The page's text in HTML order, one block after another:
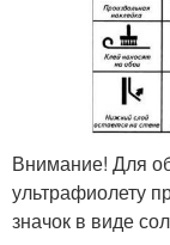
Внимание! Для
ультрафиолету
значок в виде